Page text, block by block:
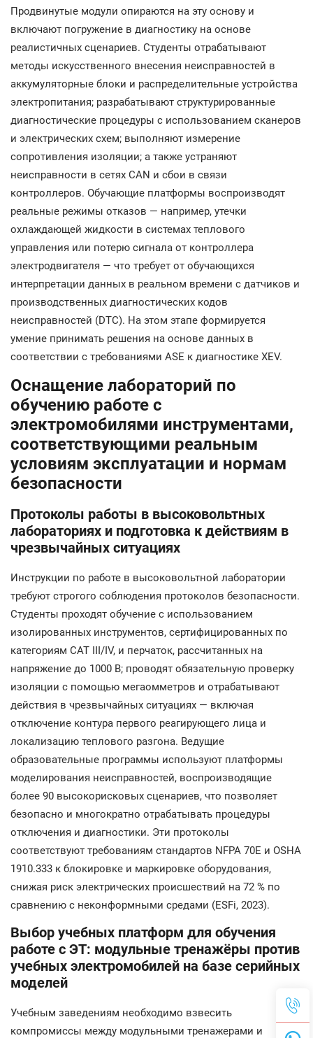
Продвинутые модули опираются на эту основу и
включают погружение в диагностику на основе
реалистичных сценариев. Студенты отрабатывают
методы искусственного внесения неисправностей в
аккумуляторные блоки и распределительные устройства
электропитания; разрабатывают структурированные
диагностические процедуры с использованием сканеров
и электрических схем; выполняют измерение
сопротивления изоляции; а также устраняют
неисправности в сетях CAN и сбои в связи
контроллеров. Обучающие платформы воспроизводят
реальные режимы отказов — например, утечки
охлаждающей жидкости в системах теплового
управления или потерю сигнала от контроллера
электродвигателя — что требует от обучающихся
интерпретации данных в реальном времени с датчиков и
производственных диагностических кодов
неисправностей (DTC). На этом этапе формируется
умение принимать решения на основе данных в
соответствии с требованиями ASE к диагностике XEV.
Оснащение лабораторий по
обучению работе с
электромобилями инструментами,
соответствующими реальным
условиям эксплуатации и нормам
безопасности
Протоколы работы в высоковольтных
лабораториях и подготовка к действиям в
чрезвычайных ситуациях
Инструкции по работе в высоковольтной лаборатории
требуют строгого соблюдения протоколов безопасности.
Студенты проходят обучение с использованием
изолированных инструментов, сертифицированных по
категориям CAT III/IV, и перчаток, рассчитанных на
напряжение до 1000 В; проводят обязательную проверку
изоляции с помощью мегаомметров и отрабатывают
действия в чрезвычайных ситуациях — включая
отключение контура первого реагирующего лица и
локализацию теплового разгона. Ведущие
образовательные программы используют платформы
моделирования неисправностей, воспроизводящие
более 90 высокорисковых сценариев, что позволяет
безопасно и многократно отрабатывать процедуры
отключения и диагностики. Эти протоколы
соответствуют требованиям стандартов NFPA 70E и OSHA
1910.333 к блокировке и маркировке оборудования,
снижая риск электрических происшествий на 72 % по
сравнению с неконформными средами (ESFi, 2023).
Выбор учебных платформ для обучения
работе с ЭТ: модульные тренажёры против
учебных электромобилей на базе серийных
моделей
Учебным заведениям необходимо взвесить
компромиссы между модульными тренажерами и